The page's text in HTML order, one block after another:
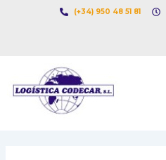
(+34) 950 48 51 81
Navegación